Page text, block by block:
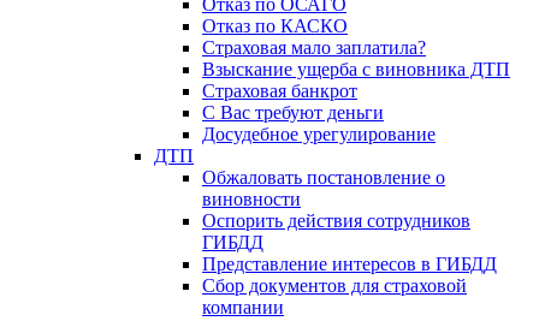
Отказ по ОСАГО
Отказ по КАСКО
Страховая мало заплатила?
Взыскание ущерба с виновника ДТП
Страховая банкрот
С Вас требуют деньги
Досудебное урегулирование
ДТП
Обжаловать постановление о
виновности
Оспорить действия сотрудников
ГИБДД
Представление интересов в ГИБДД
Сбор документов для страховой
компании